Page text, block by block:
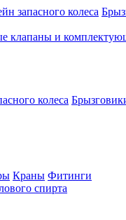
запасного колеса
клапаны и
колеса
Краны Фитинги
спирта